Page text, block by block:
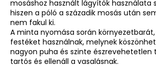
mosáshoz használt lágyítók használata
hiszen a póló a századik mosás után
nem fakul ki.
A minta nyomása során környezetbarát,
festéket használnak, melynek
nagyon puha és szinte észrevehetetlen
tartós és ellenáll a vasalásnak.